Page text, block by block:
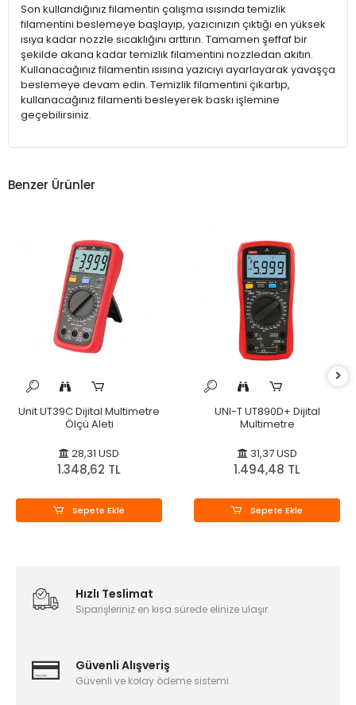
Son kullandığınız filamentin çalışma ısısında temizlik
filamentini beslemeye başlayıp, yazıcınızın çıktığı en yüksek
ısıya kadar nozzle sıcaklığını arttırın. Tamamen şeffaf bir
şekilde akana kadar temizlik filamentini nozzledan akıtın.
Kullanacağınız filamentin ısısına yazıcıyı ayarlayarak yavaşça
beslemeye devam edin. Temizlik filamentini çıkartıp,
kullanacağınız filamenti besleyerek baskı işlemine
geçebilirsiniz.
Benzer Ürünler
Unit UT39C Dijital Multimetre
Ölçü Aleti
28,31 USD
1.348,62 TL
Sepete Ekle
UNI-T UT890D+ Dijital
Multimetre
31,37 USD
1.494,48 TL
Sepete Ekle
Hızlı Teslimat
Siparişleriniz en kısa sürede elinize ulaşır.
Güvenli Alışveriş
Güvenli ve kolay ödeme sistemi